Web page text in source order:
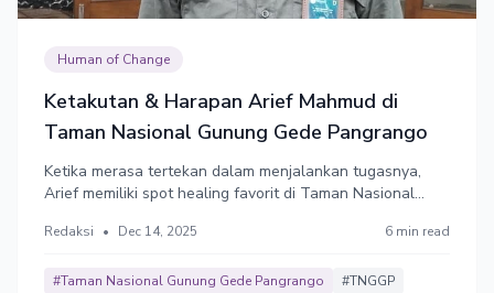
Human of Change
Ketakutan & Harapan Arief Mahmud di
Taman Nasional Gunung Gede Pangrango
Ketika merasa tertekan dalam menjalankan tugasnya,
Arief memiliki spot healing favorit di Taman Nasional
Air Terjun Cibereum. Ia biasa mengunjungi lokasi tersebut
membangkitkan semangatnya.
Redaksi • Dec 14, 2025 6 min read
#Taman Nasional Gunung Gede Pangrango
#TNGGP